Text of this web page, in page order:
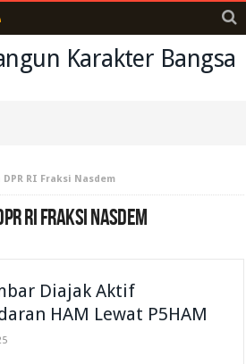
RI Fraksi Nasdem
RI FRAKSI NASDEM
Diajak Aktif
HAM Lewat P5HAM